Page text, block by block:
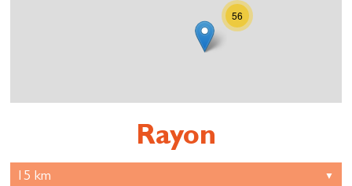
56
Rayon